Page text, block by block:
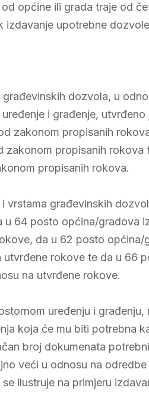
općine ili grada traje od
upotrebne
dozvola, u
i građenje,
zakonom propisanih
zakonom propisanih
propisanih rokova.
građevinskih
64 posto općina/gradova
da u 62 posto općina/
rokove te da u 66
na utvrđene rokove.
uređenju i
koja će mu biti potrebna
broj dokumenata
veći u odnosu na
ilustruje na primjeru